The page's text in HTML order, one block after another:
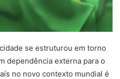
se estruturou em torno
dependência externa para o
no novo contexto mundial é